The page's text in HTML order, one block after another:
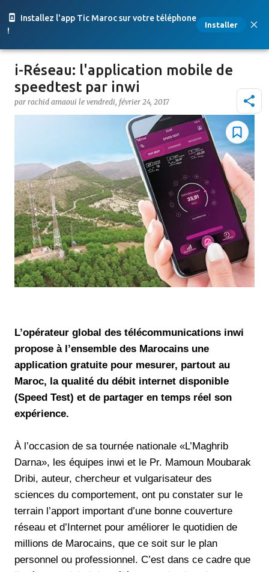
Installez l'app Tic Maroc sur votre téléphone
!
Installer
Accéder au contenu principal
i-Réseau: l'application mobile de
speedtest par inwi
par rachid amaoui le vendredi, février 24, 2017
L’opérateur global des télécommunications inwi
propose à l’ensemble des Marocains une
application gratuite pour mesurer, partout au
Maroc, la qualité du débit internet disponible
(Speed Test) et de partager en temps réel son
expérience.
À l’occasion de sa tournée nationale «L’Maghrib
Darna», les équipes inwi et le Pr. Mamoun Moubarak
Dribi, auteur, chercheur et vulgarisateur des
sciences du comportement, ont pu constater sur le
terrain l’apport important d’une bonne couverture
réseau et d’Internet pour améliorer le quotidien de
millions de Marocains, que ce soit sur le plan
personnel ou professionnel. C’est dans ce cadre que